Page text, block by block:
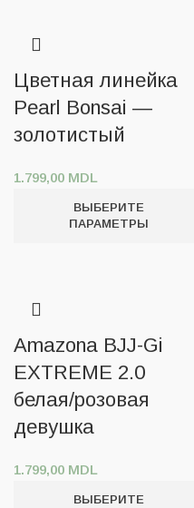
Цветная линейка
Pearl Bonsai —
золотистый
1.799,00 MDL
ВЫБЕРИТЕ
ПАРАМЕТРЫ
Amazona BJJ-Gi
EXTREME 2.0
белая/розовая
девушка
1.799,00 MDL
ВЫБЕРИТЕ